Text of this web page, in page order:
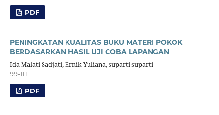
PDF
PENINGKATAN KUALITAS BUKU MATERI POKOK
BERDASARKAN HASIL UJI COBA LAPANGAN
Ida Malati Sadjati, Ernik Yuliana, suparti suparti
99-111
PDF